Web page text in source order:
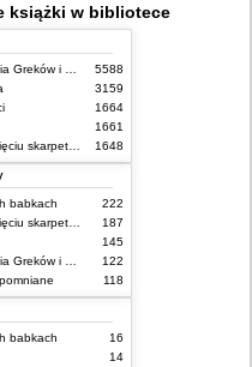
książki w bibliotece
5588
3159
1664
1661
1648
babkach
222
187
145
122
118
babkach
16
14